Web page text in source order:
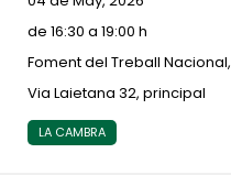
de 16:30 a 19:00 h
Foment del Treball
Via Laietana 32, principal
LA CAMBRA